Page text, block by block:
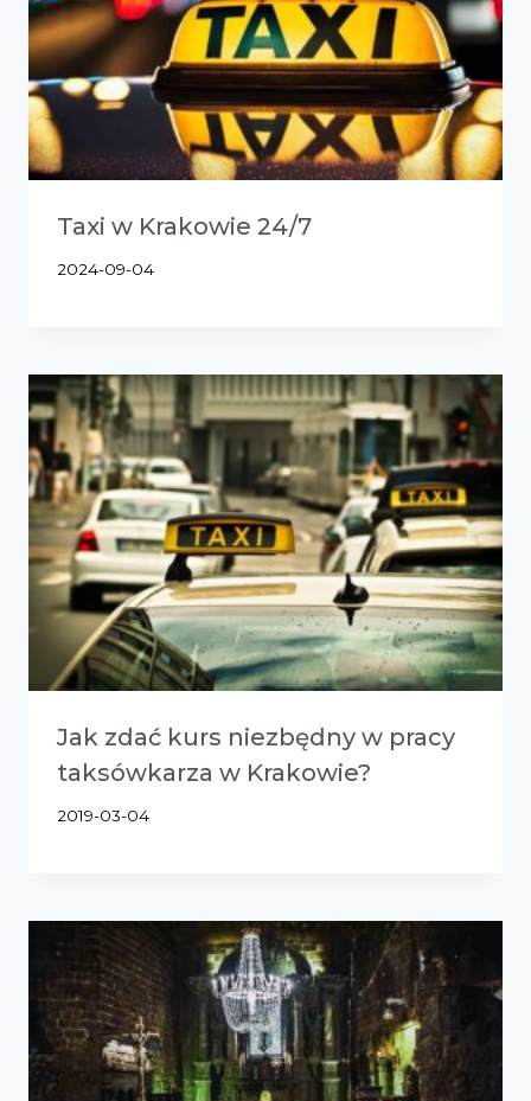
Taxi w Krakowie 24/7
2024-09-04
Jak zdać kurs niezbędny w pracy
taksówkarza w Krakowie?
2019-03-04